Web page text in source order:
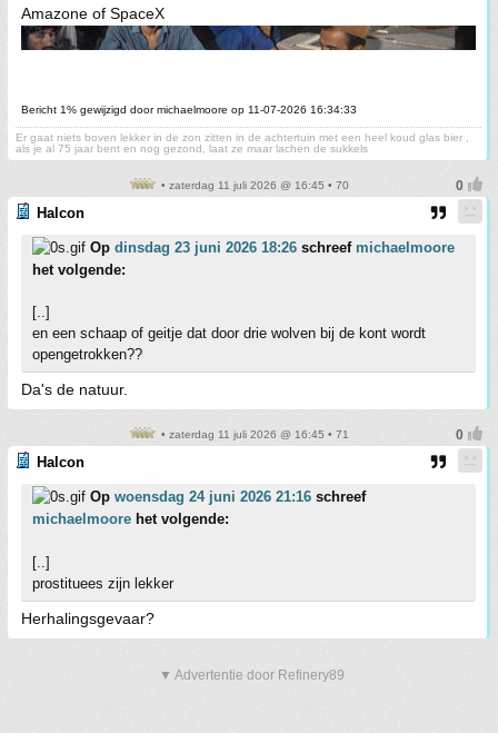
Amazone of SpaceX
Bericht 1% gewijzigd door michaelmoore op 11-07-2026 16:34:33
Er gaat niets boven lekker in de zon zitten in de achtertuin met een heel koud glas bier ,
als je al 75 jaar bent en nog gezond, laat ze maar lachen de sukkels
• zaterdag 11 juli 2026 @ 16:45 • 70
Halcon
Op dinsdag 23 juni 2026 18:26 schreef michaelmoore
het volgende:
[..]
en een schaap of geitje dat door drie wolven bij de kont wordt
opengetrokken??
Da's de natuur.
• zaterdag 11 juli 2026 @ 16:45 • 71
Halcon
Op woensdag 24 juni 2026 21:16 schreef
michaelmoore het volgende:
[..]
prostituees zijn lekker
Herhalingsgevaar?
▼ Advertentie door Refinery89